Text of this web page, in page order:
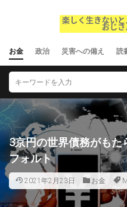
お金 政治 災害への備え 読
3京円の世界債務がも
フォルト
2021年2月23日 お金